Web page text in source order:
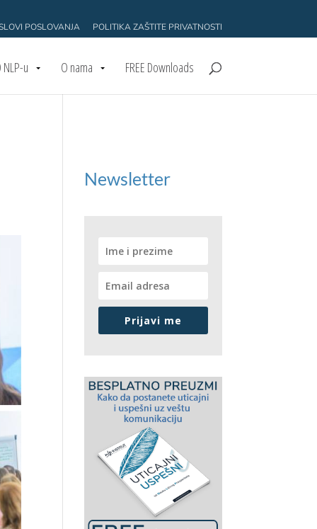
POSLOVANJA POLITIKA ZAŠTITE PRIVATNOSTI
NLP-u O nama FREE Downloads
Newsletter
Prijavi me